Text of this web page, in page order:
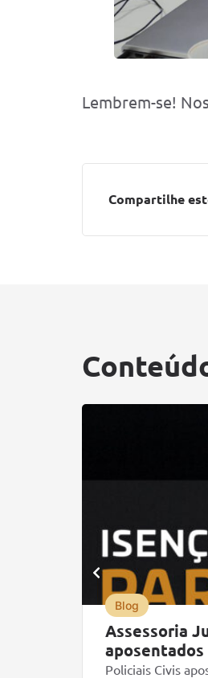
Lembrem-se!
Compartilhe
Blog
Assessoria
aposentados
Policiais Civis